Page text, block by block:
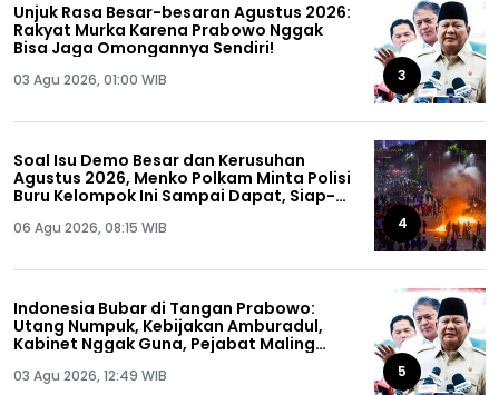
Unjuk Rasa Besar-besaran Agustus 2026:
Rakyat Murka Karena Prabowo Nggak
Bisa Jaga Omongannya Sendiri!
03 Agu 2026, 01:00 WIB 3
Soal Isu Demo Besar dan Kerusuhan
Agustus 2026, Menko Polkam Minta Polisi
Buru Kelompok Ini Sampai Dapat, Siap-
06 Agu 2026, 08:15 WIB 4
Indonesia Bubar di Tangan Prabowo:
Utang Numpuk, Kebijakan Amburadul,
Kabinet Nggak Guna, Pejabat Maling
03 Agu 2026, 12:49 WIB 5